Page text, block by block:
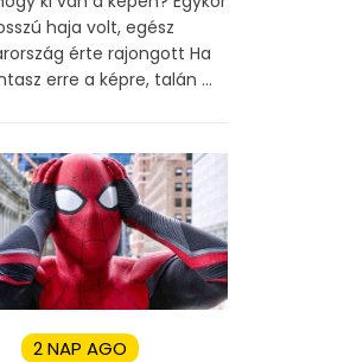
haja volt, egész
érte rajongott Ha
erre a képre, talán ...
2 NAP AGO